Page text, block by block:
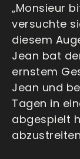
„Monsieur
versuchte
diesem
Jean bat
ernstem
Jean und
Tagen in
abgespielt